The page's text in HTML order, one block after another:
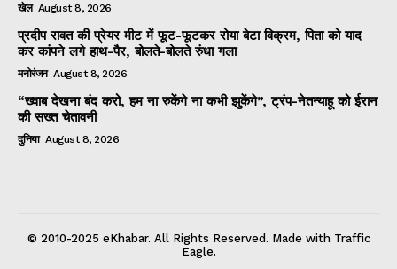
खेल August 8, 2026
प्रदीप रावत की प्रेयर मीट में फूट-फूटकर रोया बेटा विक्रम, पिता को याद
कर कांपने लगे हाथ-पैर, बोलते-बोलते रुंधा गला
मनोरंजन August 8, 2026
“ख्वाब देखना बंद करो, हम ना रुकेंगे ना कभी झुकेंगे”, ट्रंप-नेतन्याहू को ईरान
की सख्त चेतावनी
दुनिया August 8, 2026
© 2010-2025 eKhabar. All Rights Reserved. Made with Traffic
Eagle.